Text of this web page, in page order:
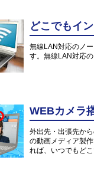
どこでもイ
無線LAN対応のノ
す。無線LAN対応
WEBカメラ
外出先・出張先か
の動画メディア製
れば、いつでもど